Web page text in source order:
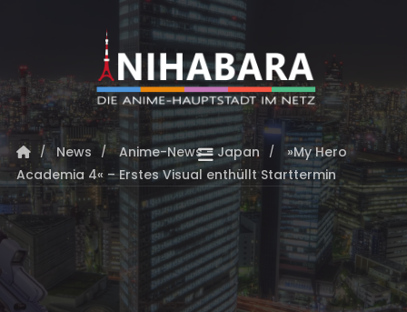
News Anime-News - Japan
»My Hero
Academia 4« – Erstes Visual enthüllt Starttermin